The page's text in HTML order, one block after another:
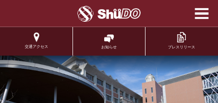
学校法人修道学園 修
交通アクセス お知らせ プレスリリース
.